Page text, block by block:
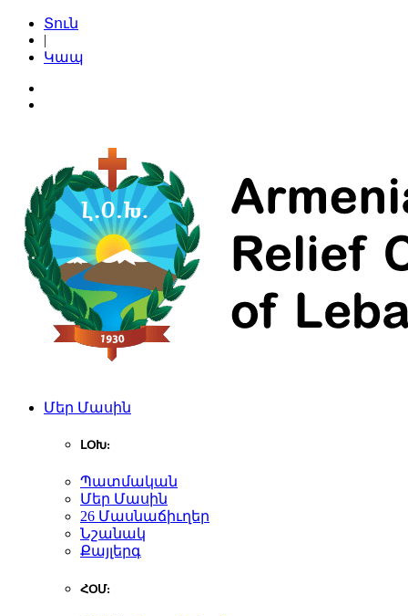
Տուն
|
Կապ
Մեր Մասին
ԼՕԽ:
Պատմական
Մեր Մասին
26 Մասնաճիւղեր
Նշանակ
Քայլերգ
ՀՕՄ: